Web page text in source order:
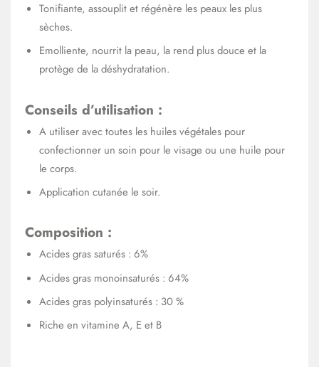
Tonifiante, assouplit et régénère les peaux les plus
sèches.
Emolliente, nourrit la peau, la rend plus douce et la
protège de la déshydratation.
Conseils d’utilisation :
A utiliser avec toutes les huiles végétales pour
confectionner un soin pour le visage ou une huile pour
le corps.
Application cutanée le soir.
Composition :
Acides gras saturés : 6%
Acides gras monoinsaturés : 64%
Acides gras polyinsaturés : 30 %
Riche en vitamine A, E et B